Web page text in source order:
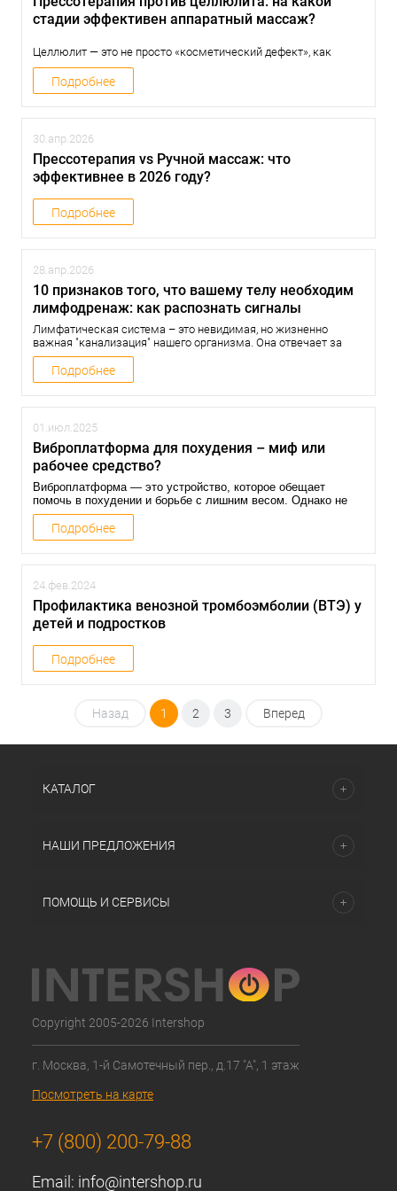
стадии эффективен аппаратный массаж?
Целлюлит — это не просто «косметический дефект», как
принято считать в глянцевых журналах. С точки зрения
медицины, это изменение структуры подкожно-жировой
клетчатки, которое нарушает микроциркуляцию ...
Подробнее
30.апр.2026
Прессотерапия vs Ручной массаж: что
эффективнее в 2026 году?
Подробнее
28.апр.2026
10 признаков того, что вашему телу необходим
лимфодренаж: как распознать сигналы
организма?
Лимфатическая система – это невидимая, но жизненно
важная "канализация" нашего организма. Она отвечает за
вывод токсинов, лишней жидкости и продуктов распада из
клеток, а также играет ключевую роль в иммунитете.
Подробнее
01.июл.2025
Виброплатформа для похудения – миф или
рабочее средство?
Виброплатформа — это устройство, которое обещает
помочь в похудении и борьбе с лишним весом. Однако не
все исследования подтверждают её эффективность. В
статье мы разберём, как работает виброплатформа и
насколько она может быть полезна для снижения веса.
Подробнее
24.фев.2024
Профилактика венозной тромбоэмболии (ВТЭ) у
детей и подростков
Подробнее
Назад 1 2 3 Вперед
КАТАЛОГ
НАШИ ПРЕДЛОЖЕНИЯ
ПОМОЩЬ И СЕРВИСЫ
Copyright 2005-2026 Intershop
г. Москва, 1-й Самотечный пер., д.17 "А", 1 этаж
Посмотреть на карте
+7 (800) 200-79-88
Email: info@intershop.ru